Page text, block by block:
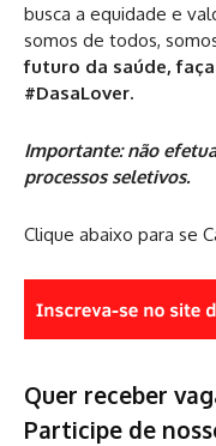
busca a equidade e
somos de todos,
futuro da saúde,
#DasaLover.
Importante: não
processos seletivos.
Clique abaixo para se
Quer receber
Participe de